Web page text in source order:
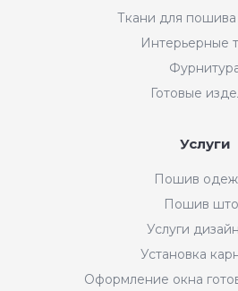
Ткани для
Интерьерные
Готовые
Услуги
Пошив
Пошив
Услуги
Установка
Оформление окна